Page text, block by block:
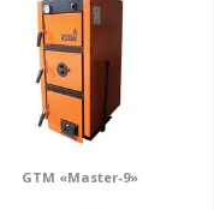
GTM «Master-9»